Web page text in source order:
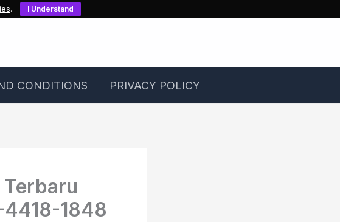
CONDITIONS PRIVACY POLICY
1848
. I Understand